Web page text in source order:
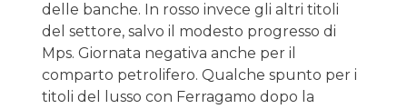
delle banche. In rosso invece gli altri titoli
del settore, salvo il modesto progresso di
Mps. Giornata negativa anche per il
comparto petrolifero. Qualche spunto per i
titoli del lusso con Ferragamo dopo la